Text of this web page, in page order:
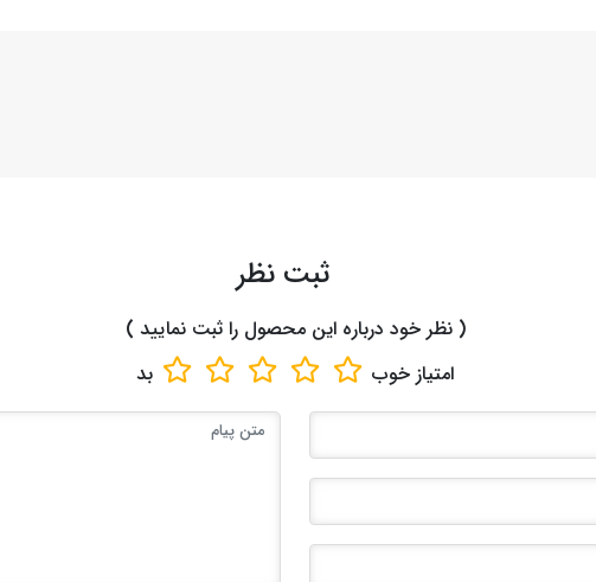
ثبت نظر
( نظر خود درباره این محصول را ثبت نمایید )
امتیاز خوب بد